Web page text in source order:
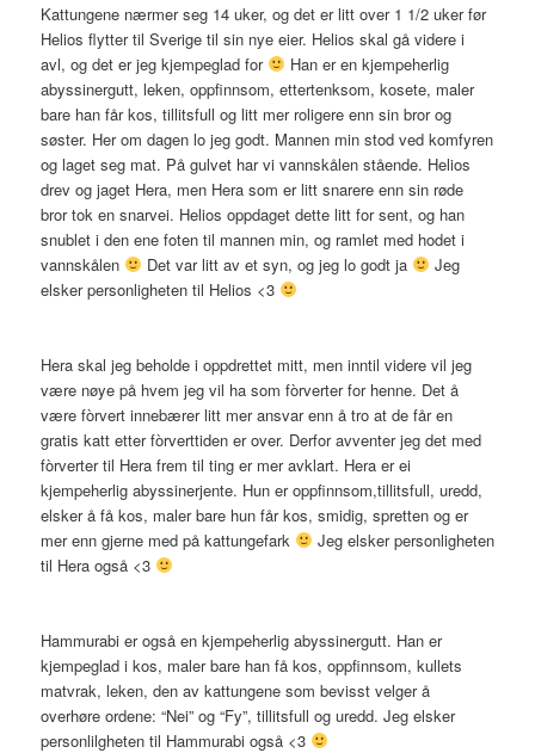
Kattungene nærmer seg 14 uker, og det er litt over 1 1/2 uker før
Helios flytter til Sverige til sin nye eier. Helios skal gå videre i
avl, og det er jeg kjempeglad for
Han er en kjempeherlig
abyssinergutt, leken, oppfinnsom, ettertenksom, kosete, maler
bare han får kos, tillitsfull og litt mer roligere enn sin bror og
søster. Her om dagen lo jeg godt. Mannen min stod ved komfyren
og laget seg mat. På gulvet har vi vannskålen stående. Helios
drev og jaget Hera, men Hera som er litt snarere enn sin røde
bror tok en snarvei. Helios oppdaget dette litt for sent, og han
snublet i den ene foten til mannen min, og ramlet med hodet i
vannskålen
Det var litt av et syn, og jeg lo godt ja
Jeg
elsker personligheten til Helios <3
Hera skal jeg beholde i oppdrettet mitt, men inntil videre vil jeg
være nøye på hvem jeg vil ha som fòrverter for henne. Det å
være fòrvert innebærer litt mer ansvar enn å tro at de får en
gratis katt etter fòrverttiden er over. Derfor avventer jeg det med
fòrverter til Hera frem til ting er mer avklart. Hera er ei
kjempeherlig abyssinerjente. Hun er oppfinnsom,tillitsfull, uredd,
elsker å få kos, maler bare hun får kos, smidig, spretten og er
mer enn gjerne med på kattungefark
Jeg elsker personligheten
til Hera også <3
Hammurabi er også en kjempeherlig abyssinergutt. Han er
kjempeglad i kos, maler bare han få kos, oppfinnsom, kullets
matvrak, leken, den av kattungene som bevisst velger å
overhøre ordene: “Nei” og “Fy”, tillitsfull og uredd. Jeg elsker
personlilgheten til Hammurabi også <3